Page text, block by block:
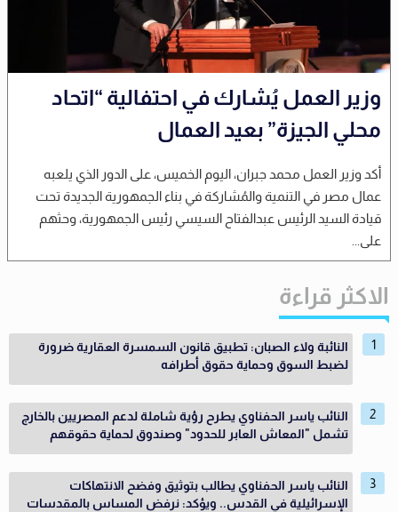
وزير العمل يُشارك في احتفالية “اتحاد
محلي الجيزة” بعيد العمال
أكد وزير العمل محمد جبران، اليوم الخميس، على الدور الذي يلعبه
عمال مصر في التنمية والمُشاركة في بناء الجمهورية الجديدة تحت
قيادة السيد الرئيس عبدالفتاح السيسي رئيس الجمهورية، وحثهم
على...
الاكثر قراءة
النائبة ولاء الصبان: تطبيق قانون السمسرة العقارية ضرورة
لضبط السوق وحماية حقوق أطرافه
النائب ياسر الحفناوي يطرح رؤية شاملة لدعم المصريين بالخارج
تشمل "المعاش العابر للحدود" وصندوق لحماية حقوقهم
النائب ياسر الحفناوي يطالب بتوثيق وفضح الانتهاكات
الإسرائيلية في القدس.. ويؤكد: نرفض المساس بالمقدسات